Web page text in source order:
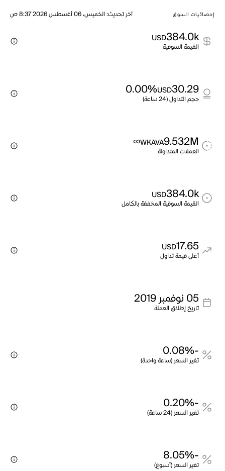
إحصائيات السوق آخر تحديث:الخميس، 06 أغسطس 2026 8:37 ص
384.0k
USD
القيمة السوقية
30.29
USD
0.00%
حجم التداول (24 ساعة)
9.532M
WKAVA
∞
العملات المتداولة
384.0k
USD
القيمة السوقية المخففة بالكامل
17.65
USD
أعلى قيمة تداول
05 نوفمبر 2019
تاريخ إطلاق العملة
-0.08%
تغير السعر (ساعة واحدة)
-0.20%
تغير السعر (24 ساعة)
-8.05%
تغير السعر (أسبوع)